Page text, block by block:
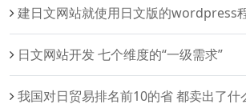
建日文网站就使用日文版的wordpress
日文网站开发 七个维度的“一级需求”
我国对日贸易排名前10的省 都卖出了什